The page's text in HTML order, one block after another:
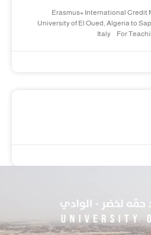
Erasmus+ International Credit
University of El Oued, Algeria to
Italy For